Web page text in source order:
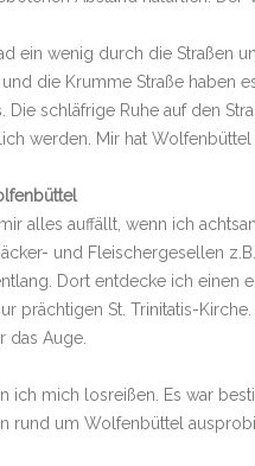
ein wenig durch die Straßen
die Krumme Straße haben
Die schläfrige Ruhe auf den
werden. Mir hat
alles auffällt, wenn ich
und Fleischergesellen
Dort entdecke ich
prächtigen St. Trinitatis-
das Auge.
ich mich losreißen. Es war
rund um Wolfenbüttel